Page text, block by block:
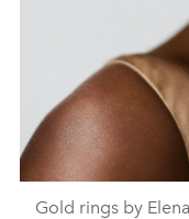
Gold rings by